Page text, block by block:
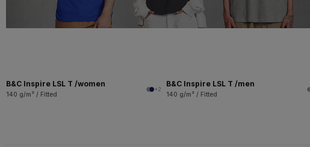
B&C Inspire LSL T /women
140 g/m² / Fitted
+2
B&C Inspire LSL T /men
140 g/m² / Fitted